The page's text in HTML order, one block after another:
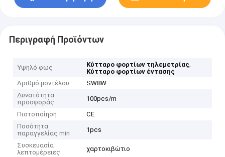
Περιγραφή Προϊόντων
Υψηλό φως Κύτταρο φορτίων τηλεμετρίας,
Κύτταρο φορτίων έντασης
Αριθμό μοντέλου
SW8W
Δυνατότητα
προσφοράς
100pcs/m
Πιστοποίηση
CE
Ποσότητα
παραγγελίας min
1pcs
Συσκευασία
λεπτομέρειες
χαρτοκιβώτιο